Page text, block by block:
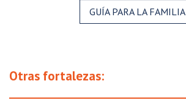
GUÍA PARA LA FAMILIA
Otras fortalezas: